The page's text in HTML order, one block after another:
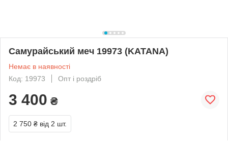
Самурайський меч 19973 (KATANA)
Немає в наявності
Код: 19973
Опт і роздріб
3 400 ₴
2 750 ₴ від 2 шт.